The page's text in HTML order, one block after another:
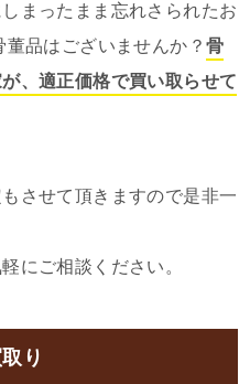
まったまま忘れさられたお
品はございませんか？ 骨
、適正価格で買い取らせて
させて頂きますので是非一
にご相談ください。
り